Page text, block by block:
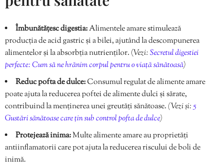
Îmbunătățesc digestia:Alimentele amare stimulează
producția de acid gastric și a bilei, ajutând la descompunerea
alimentelor și la absorbția nutrienților. (Vezi:Secretul digestiei
perfecte: Cum să ne hrănim corpul pentru o viață sănătoasă)
Reduc pofta de dulce:Consumul regulat de alimente amare
poate ajuta la reducerea poftei de alimente dulci și sărate,
contribuind la menținerea unei greutăți sănătoase. (Vezi și:5
Gustări sănătoase care țin sub control pofta de dulce)
Protejează inima:Multe alimente amare au proprietăți
antiinflamatorii care pot ajuta la reducerea riscului de boli de
inimă.